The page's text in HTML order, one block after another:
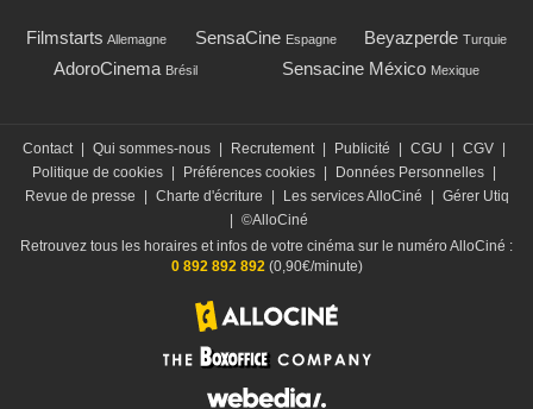
Filmstarts Allemagne SensaCine Espagne Beyazperde Turquie
AdoroCinema Brésil Sensacine México Mexique
Contact | Qui sommes-nous | Recrutement | Publicité | CGU | CGV |
Politique de cookies | Préférences cookies | Données Personnelles |
Revue de presse
| Charte d'écriture | Les services AlloCiné | Gérer Utiq
| ©AlloCiné
Retrouvez tous les horaires et infos de votre cinéma sur le numéro AlloCiné :
0 892 892 892(0,90€/minute)